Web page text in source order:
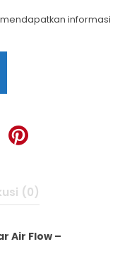
informasi
(0)
Air Flow –